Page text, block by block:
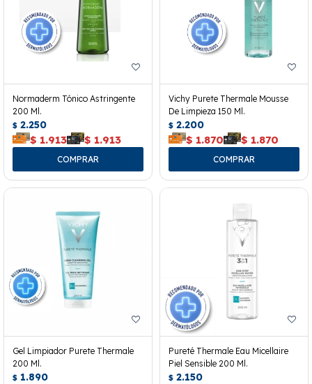
Normaderm Tónico Astringente
200 Ml.
$ 2.250
$ 1.913 $ 1.913
Vichy Purete Thermale Mousse
De Limpieza 150 Ml.
$ 2.200
$ 1.870 $ 1.870
Gel Limpiador Purete Thermale
200 Ml.
$ 1.890
Pureté Thermale Eau Micellaire
Piel Sensible 200 Ml.
$ 2.150